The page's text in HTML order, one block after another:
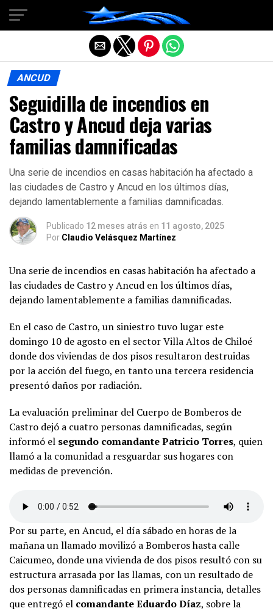
ANCUD
Seguidilla de incendios en
Castro y Ancud deja varias
familias damnificadas
Una serie de incendios en casas habitación ha afectado a
las ciudades de Castro y Ancud en los últimos días,
dejando lamentablemente a familias damnificadas.
Publicado 12 meses atrás en 11 agosto, 2025
Por Claudio Velásquez Martínez
Una serie de incendios en casas habitación ha afectado a
las ciudades de Castro y Ancud en los últimos días,
dejando lamentablemente a familias damnificadas.
En el caso de Castro, un siniestro tuvo lugar este
domingo 10 de agosto en el sector Villa Altos de Chiloé
donde dos viviendas de dos pisos resultaron destruidas
por la acción del fuego, en tanto una tercera residencia
presentó daños por radiación.
La evaluación preliminar del Cuerpo de Bomberos de
Castro dejó a cuatro personas damnificadas, según
informó el segundo comandante Patricio Torres, quien
llamó a la comunidad a resguardar sus hogares con
medidas de prevención.
Por su parte, en Ancud, el día sábado en horas de la
mañana un llamado movilizó a Bomberos hasta calle
Caicumeo, donde una vivienda de dos pisos resultó con su
estructura arrasada por las llamas, con un resultado de
dos personas damnificadas en primera instancia, detalles
que entregó el comandante Eduardo Díaz, sobre la
Salir de la versión móvil